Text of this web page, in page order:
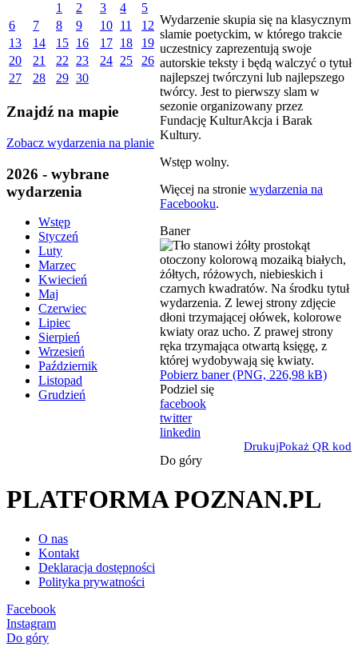
1
2 3 4
5
6
7 8 9 10 11
12
13
14 15 16 17 18
19
20
21 22 23 24 25
26
27
28 29 30
Znajdź na mapie
Zobacz wydarzenia na planie
2026 - wybrane
wydarzenia
Wstęp
Styczeń
Luty
Marzec
Kwiecień
Maj
Czerwiec
Lipiec
Sierpień
Wrzesień
Październik
Listopad
Grudzień
Wydarzenie skupia się na klasycznym
slamie poetyckim, w którego trakcie
uczestnicy zaprezentują swoje
autorskie teksty i będą walczyć o tytuł
najlepszej twórczyni lub najlepszego
twórcy. Jest to pierwszy slam w
sezonie organizowany przez
Fundację KulturAkcja i Barak
Kultury.
Wstęp wolny.
Więcej na stronie wydarzenia na
Facebooku.
Baner
Pobierz baner (PNG, 226,98 kB)
Podziel się
facebook
twitter
linkedin
DrukujPokaż QR kod
Do góry
PLATFORMA POZNAN.PL
O nas
Kontakt
Deklaracja dostępności
Polityka prywatności
Facebook
Instagram
Do góry